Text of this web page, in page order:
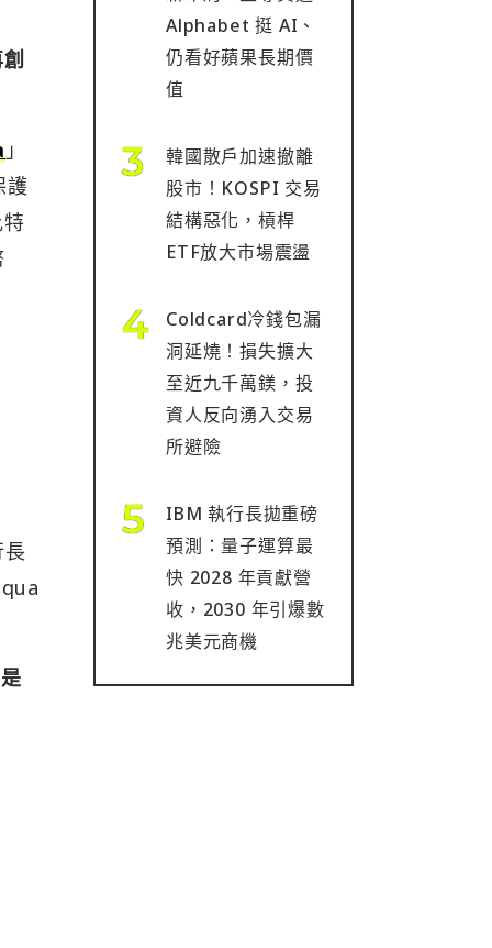
」
護
Alphabet 挺 AI、
仍看好蘋果長期價
值
韓國散戶加速撤離
股市！KOSPI 交易
結構惡化，槓桿
ETF放大市場震盪
Coldcard冷錢包漏
洞延燒！損失擴大
至近九千萬鎂，投
資人反向湧入交易
所避險
IBM 執行長拋重磅
預測：量子運算最
快 2028 年貢獻營
收，2030 年引爆數
兆美元商機